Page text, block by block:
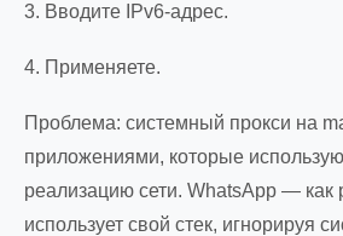
3. Вводите IPv6-адрес.
4. Применяете.
Проблема: системный прокси на
приложениями, которые
реализацию сети. WhatsApp — как
использует свой стек, игнорируя